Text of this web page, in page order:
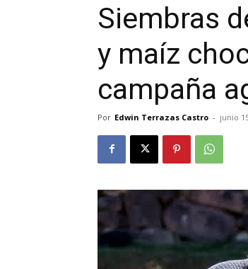
Siembras
y maíz
campaña
Por Edwin Terrazas Castro - junio